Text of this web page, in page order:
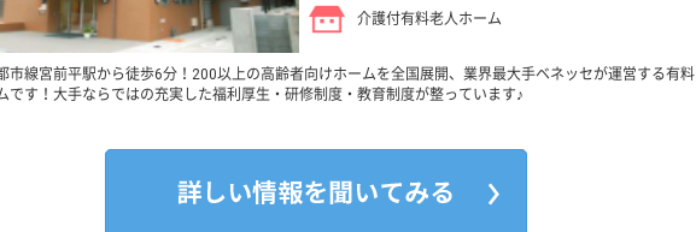
介護付有料老人ホーム
市線宮前平駅から徒歩6分！200以上の高齢者向けホームを全国展開、業界最大手ベネッセが運営する有料
です！大手ならではの充実した福利厚生・研修制度・教育制度が整っています♪